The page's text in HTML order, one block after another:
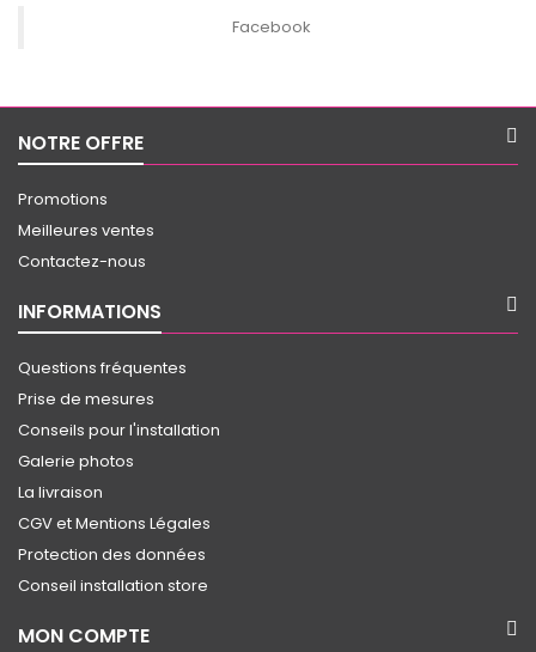
Facebook
NOTRE OFFRE
Promotions
Meilleures ventes
Contactez-nous
INFORMATIONS
Questions fréquentes
Prise de mesures
Conseils pour l'installation
Galerie photos
La livraison
CGV et Mentions Légales
Protection des données
Conseil installation store
MON COMPTE